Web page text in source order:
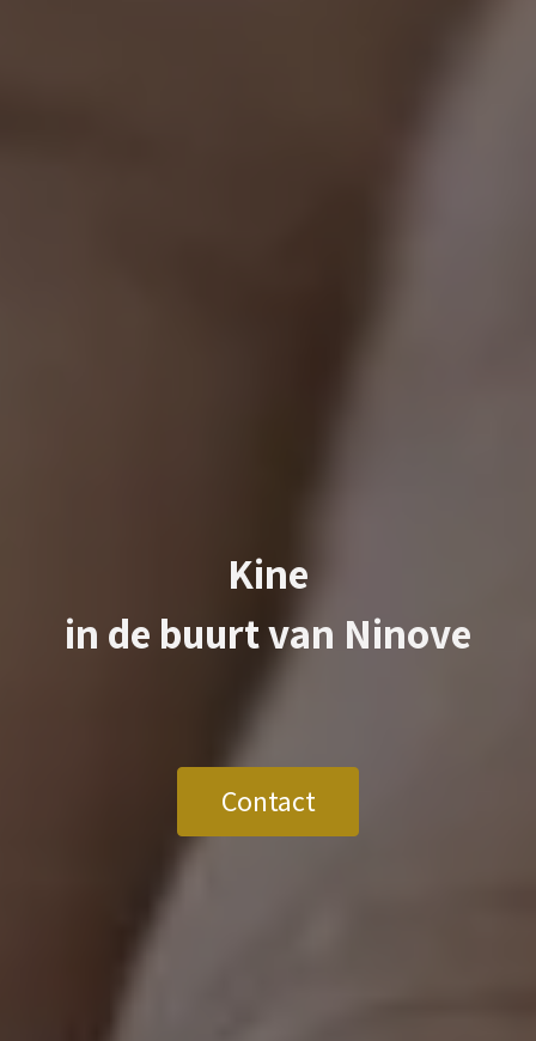
Kine
in de buurt van Ninove
Contact